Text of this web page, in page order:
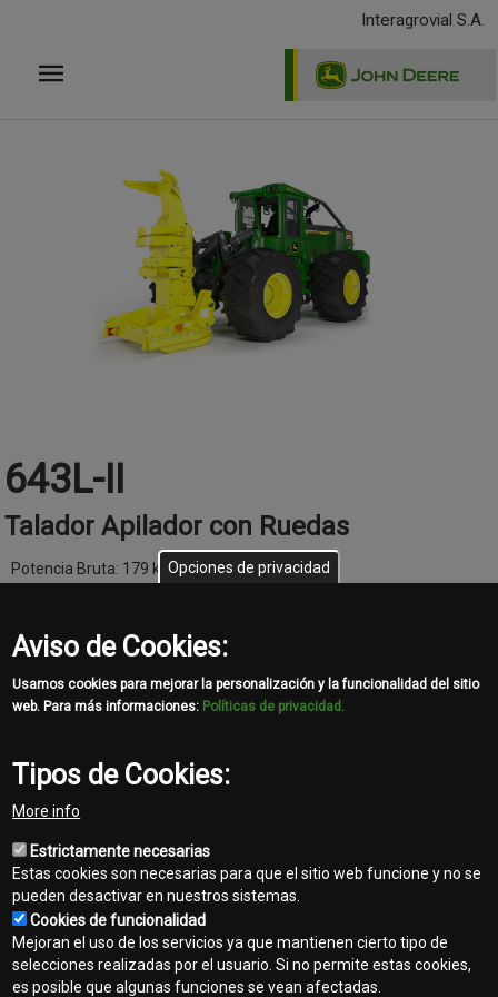
principal
Interagrovial S.A.
643L-II
Talador Apilador con Ruedas
Potencia Bruta: 179 kW (240 CV)
Peso operativo: 13 910 kg (30 704 lb)
Las especificaciones se basan en la información publicada en el
momento de la publicación. Las especificaciones están sujetas a
cambios sin previo aviso. La configuración real de la máquina
puede ser distinta a la imagen. No todos los modelos están
disponibles en todos los países.
template-
agro
Opciones de privacidad
Aviso de Cookies:
Usamos cookies para mejorar la personalización y la funcionalidad del sitio
web. Para más informaciones: Políticas de privacidad.
Tipos de Cookies:
More info
Estrictamente necesarias
Estas cookies son necesarias para que el sitio web funcione y no se
pueden desactivar en nuestros sistemas.
Cookies de funcionalidad
Mejoran el uso de los servicios ya que mantienen cierto tipo de
selecciones realizadas por el usuario. Si no permite estas cookies,
es posible que algunas funciones se vean afectadas.